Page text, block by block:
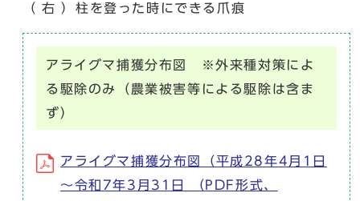
（ 右 ）柱を登った時にできる爪痕
アライグマ捕獲分布図 ※外来種対策によ
る駆除のみ（農業被害等による駆除は含ま
ず）
アライグマ捕獲分布図（平成28年4月1日
～令和7年3月31日 （PDF形式、